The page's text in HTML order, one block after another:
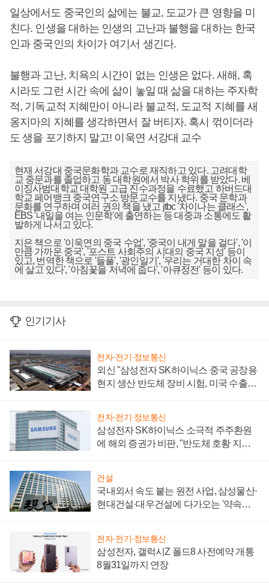
일상에서도 중국인의 삶에는 불교, 도교가 큰 영향을 미
친다. 인생을 대하는 인생의 고난과 불행을 대하는 한국
인과 중국인의 차이가 여기서 생긴다.
불행과 고난, 치욕의 시간이 없는 인생은 없다. 새해, 혹
시라도 그런 시간 속에 삶이 놓일 때 삶을 대하는 주자학
적, 기독교적 지혜만이 아니라 불교적, 도교적 지혜를 새
옹지마의 지혜를 생각하면서 잘 버티자. 혹시 꺾이더라
도 생을 포기하지 말고! 이욱연 서강대 교수
현재 서강대 중국문화학과 교수로 재직하고 있다. 고려대학
교 중문과를 졸업하고 동 대학원에서 박사 학위를 받았다. 베
이징사범대학교 대학원 고급 진수과정을 수료했고 하버드대
학교 페어뱅크 중국연구소 방문교수를 지냈다. 중국 문학과
문화를 연구하며 여러 권의 책을 냈고 jtbc '차이나는 클래스',
EBS '내일을 여는 인문학'에 출연하는 등 대중과 소통에도 활
발하게 나서고 있다.
지은 책으로 '이욱연의 중국 수업', '중국이 내게 말을 걸다', '이
만큼 가까운 중국', '포스트 사회주의 시대의 중국 지성' 등이
있고, 번역한 책으로 '들풀', '광인일기', '우리는 거대한 차이 속
에 살고 있다', '아침꽃을 저녁에 줍다', '아큐정전' 등이 있다.
인기기사
전자·전기·정보통신
외신 "삼성전자 SK하이닉스 중국 공장용
현지 생산 반도체 장비 시험, 미국 수출통
전자·전기·정보통신
삼성전자 SK하이닉스 소극적 주주환원
에 해외 증권가 비판, "반도체 호황 지속
건설
국내외서 속도 붙는 원전 사업, 삼성물산·
현대건설·대우건설에 다가오는 '약속의
전자·전기·정보통신
삼성전자, 갤럭시Z 폴드8 사전예약 개통
8월31일까지 연장